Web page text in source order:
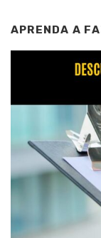
APRENDA A